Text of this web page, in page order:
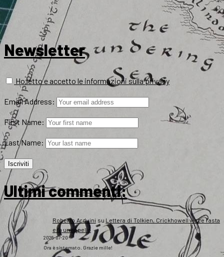
Newsletter
Ho letto e accetto le informazioni sulla privacy
Email Address:
First Name:
Last Name:
Ultimi commenti:
Roberto Arduini su Lettera di Tolkien, Crickhowell vince l’asta
e fa un appello
2026-07-20
Ora è sistemato. Grazie mille!